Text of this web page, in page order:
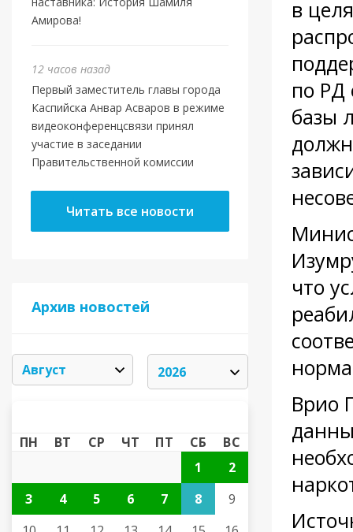
Амирова!
12 часов назад
Первый заместитель главы города
Каспийска Анвар Асваров в режиме
видеоконференцсвязи принял
участие в заседании
Правительственной комиссии
Читать все новости
Архив новостей
ПН ВТ СР ЧТ ПТ СБ
ВС
1
2
3
4 5 6 7 8
9
в
по РД
базы
что
Врио